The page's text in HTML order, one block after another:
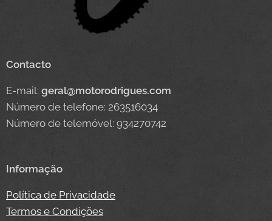
Contacto
E-mail: geral@motorodrigues.com
Número de telefone: 263516034
Número de telemóvel: 934270742
Informação
Política de Privacidade
Termos e Condições